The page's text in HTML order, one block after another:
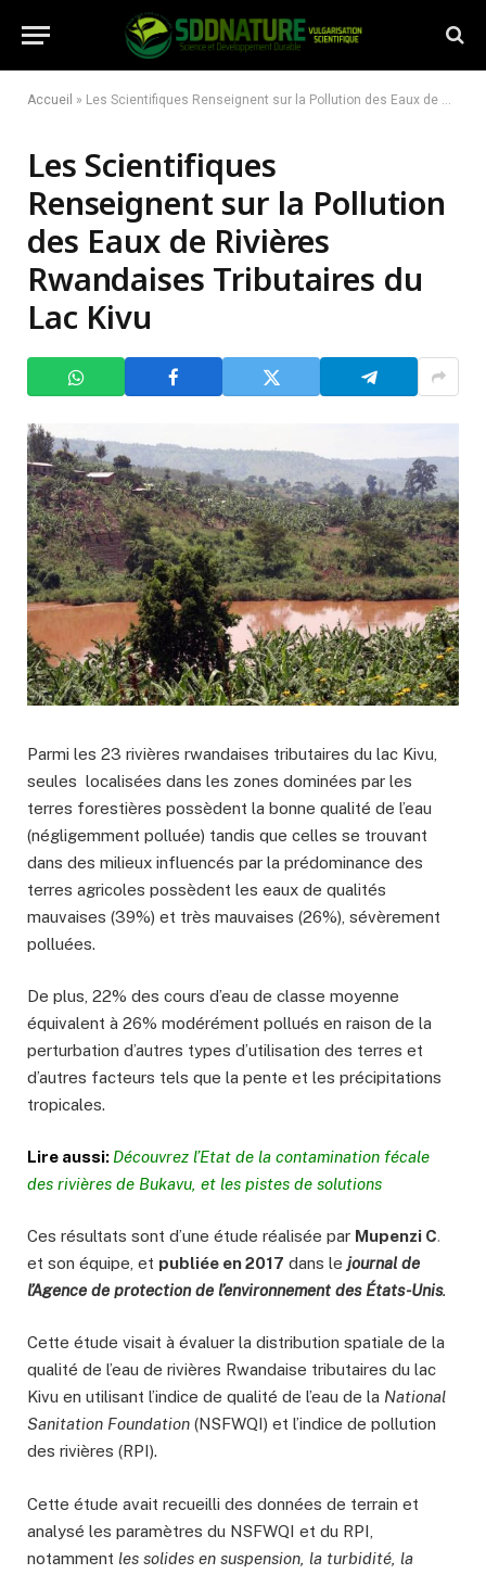
Accueil » Les Scientifiques Renseignent sur la Pollution des Eaux de Rivières Rwandaises Tributaires du Lac Kivu
Les Scientifiques
Renseignent sur la Pollution
des Eaux de Rivières
Rwandaises Tributaires du
Lac Kivu
Parmi les 23 rivières rwandaises tributaires du lac Kivu,
seules localisées dans les zones dominées par les
terres forestières possèdent la bonne qualité de l’eau
(négligemment polluée) tandis que celles se trouvant
dans des milieux influencés par la prédominance des
terres agricoles possèdent les eaux de qualités
mauvaises (39%) et très mauvaises (26%), sévèrement
polluées.
De plus, 22% des cours d’eau de classe moyenne
équivalent à 26% modérément pollués en raison de la
perturbation d’autres types d’utilisation des terres et
d’autres facteurs tels que la pente et les précipitations
tropicales.
Lire aussi: Découvrez l’Etat de la contamination fécale
des rivières de Bukavu, et les pistes de solutions
Ces résultats sont d’une étude réalisée par Mupenzi C.
et son équipe, et publiée en 2017 dans le journal de
l’Agence de protection de l’environnement des États-Unis.
Cette étude visait à évaluer la distribution spatiale de la
qualité de l’eau de rivières Rwandaise tributaires du lac
Kivu en utilisant l’indice de qualité de l’eau de la National
Sanitation Foundation (NSFWQI) et l’indice de pollution
des rivières (RPI).
Cette étude avait recueilli des données de terrain et
analysé les paramètres du NSFWQI et du RPI,
notamment les solides en suspension, la turbidité, la